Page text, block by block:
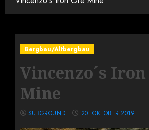
Bergbau/Altbergbau
Vincenzo´s
Mine
SUBGROUND 20. OKTOBER 2019